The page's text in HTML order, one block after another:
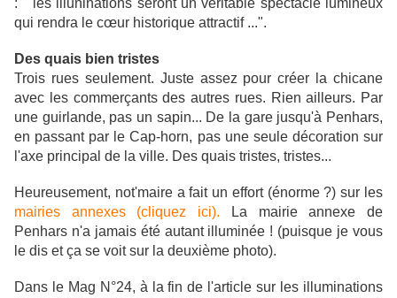
: " les illuninations seront un véritable spectacle lumineux
qui rendra le cœur historique attractif ...".
Des quais bien tristes
Trois rues seulement. Juste assez pour créer la chicane
avec les commerçants des autres rues. Rien ailleurs. Par
une guirlande, pas un sapin... De la gare jusqu'à Penhars,
en passant par le Cap-horn, pas une seule décoration sur
l'axe principal de la ville. Des quais tristes, tristes...
Heureusement, not'maire a fait un effort (énorme ?) sur les
mairies annexes (cliquez ici). La mairie annexe de
Penhars n'a jamais été autant illuminée ! (puisque je vous
le dis et ça se voit sur la deuxième photo).
Dans le Mag N°24, à la fin de l'article sur les illuminations